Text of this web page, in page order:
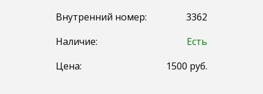
Внутренний номер:
3362
Наличие:
Есть
Цена:
1500 руб.